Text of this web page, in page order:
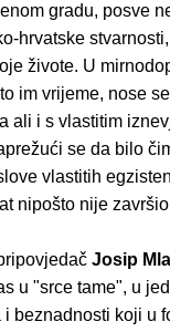
gradu, posve
hrvatske
živote. U
im vrijeme, nose
ali i s vlastitim
se da bilo
vlastitih
nipošto nije
Josip
u "srce tame", u
beznadnosti koji u